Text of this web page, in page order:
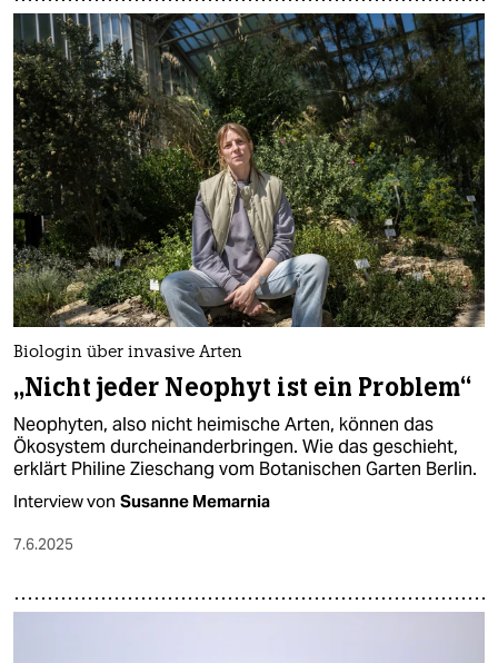
Biologin über invasive Arten
„Nicht jeder Neophyt ist ein Problem“
Neophyten, also nicht heimische Arten, können das
Ökosystem durcheinanderbringen. Wie das geschieht,
erklärt Philine Zieschang vom Botanischen Garten Berlin.
Interview von Susanne Memarnia
7.6.2025